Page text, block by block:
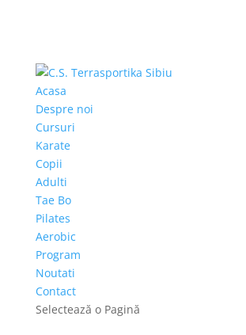
Acasa
Despre noi
Cursuri
Karate
Copii
Adulti
Tae Bo
Pilates
Aerobic
Program
Noutati
Contact
Selectează o Pagină